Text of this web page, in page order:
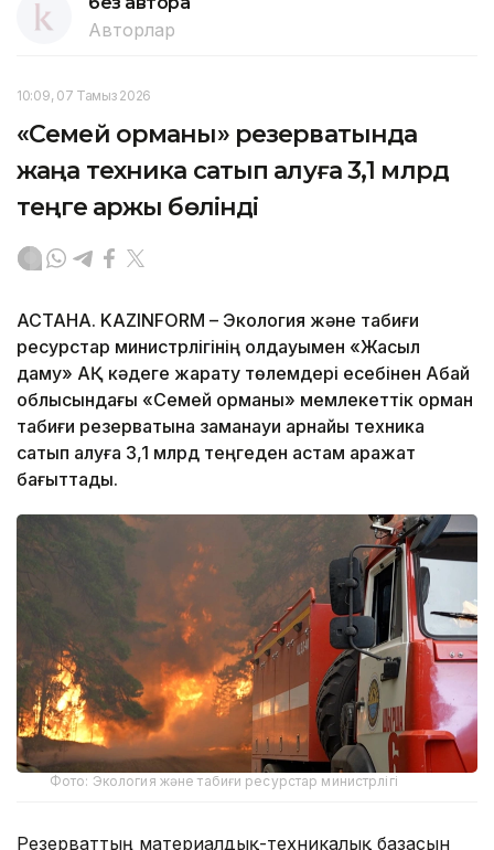
Авторлар
10:09, 07 Тамыз 2026
«Семей орманы» резерватында
жаңа техника сатып алуға 3,1 млрд
теңге қаржы бөлінді
АСТАНА. KAZINFORM – Экология және табиғи
ресурстар министрлігінің қолдауымен «Жасыл
даму» АҚ кәдеге жарату төлемдері есебінен Абай
облысындағы «Семей орманы» мемлекеттік орман
табиғи резерватына заманауи арнайы техника
сатып алуға 3,1 млрд теңгеден астам қаражат
бағыттады.
Фото: Экология және табиғи ресурстар министрлігі
Резерваттың материалдық-техникалық базасын